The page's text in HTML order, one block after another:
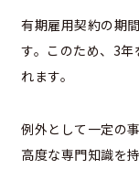
有期雇用契約の期
す。このため、3
れます。
例外として一定の
高度な専門知識を